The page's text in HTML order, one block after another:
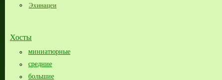
Эхинацеи
Хосты
миниатюрные
средние
большие​